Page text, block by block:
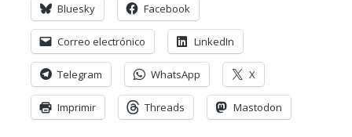
Bluesky Facebook
Correo electrónico LinkedIn
Telegram WhatsApp X
Imprimir Threads Mastodon